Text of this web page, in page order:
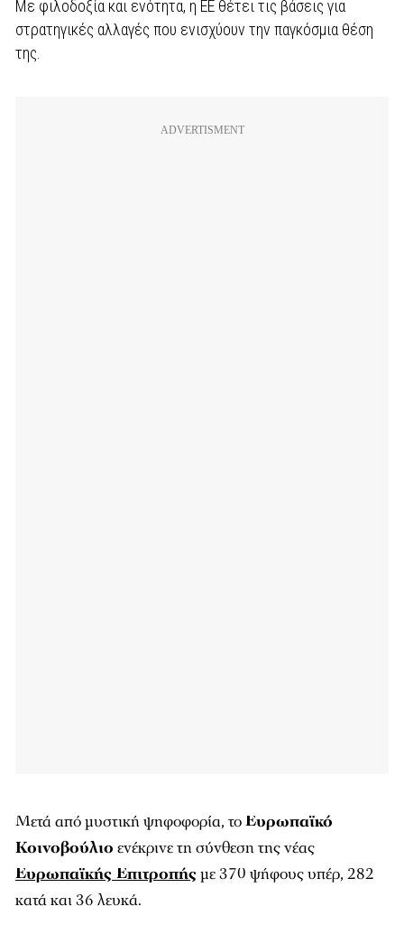
Με φιλοδοξία και ενότητα, η ΕΕ θέτει τις βάσεις για
στρατηγικές αλλαγές που ενισχύουν την παγκόσμια θέση
της.
Μετά από μυστική ψηφοφορία, τοΕυρωπαϊκό
Κοινοβούλιο ενέκρινε τη σύνθεση της νέας
Ευρωπαϊκής Επιτροπήςμε 370 ψήφους υπέρ, 282
κατά και 36 λευκά.